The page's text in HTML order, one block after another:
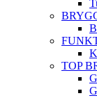
TOP